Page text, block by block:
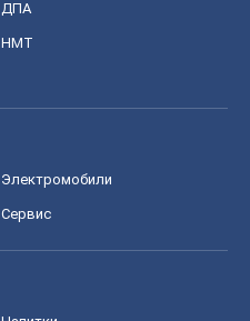
ДПА
НМТ
Электромобили
Сервис